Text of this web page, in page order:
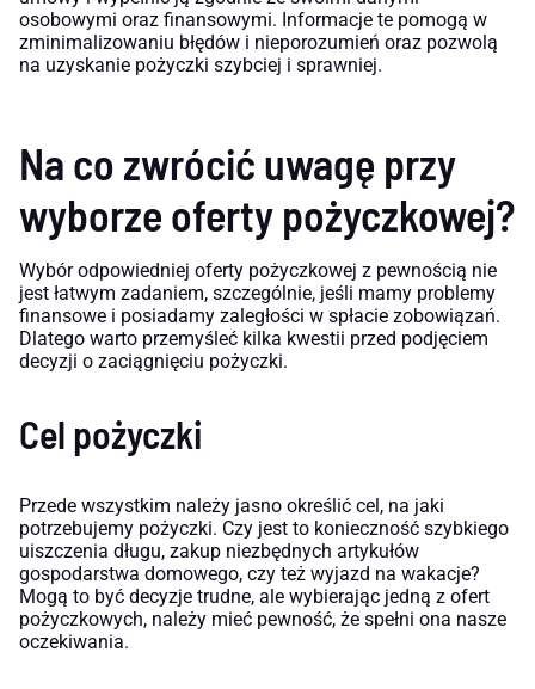
osobowymi oraz finansowymi. Informacje te pomogą w
zminimalizowaniu błędów i nieporozumień oraz pozwolą
na uzyskanie pożyczki szybciej i sprawniej.
Na co zwrócić uwagę przy
wyborze oferty pożyczkowej?
Wybór odpowiedniej oferty pożyczkowej z pewnością nie
jest łatwym zadaniem, szczególnie, jeśli mamy problemy
finansowe i posiadamy zaległości w spłacie zobowiązań.
Dlatego warto przemyśleć kilka kwestii przed podjęciem
decyzji o zaciągnięciu pożyczki.
Cel pożyczki
Przede wszystkim należy jasno określić cel, na jaki
potrzebujemy pożyczki. Czy jest to konieczność szybkiego
uiszczenia długu, zakup niezbędnych artykułów
gospodarstwa domowego, czy też wyjazd na wakacje?
Mogą to być decyzje trudne, ale wybierając jedną z ofert
pożyczkowych, należy mieć pewność, że spełni ona nasze
oczekiwania.